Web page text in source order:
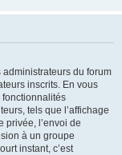
administrateurs du forum
inscrits. En vous
fonctionnalités
tels que l’affichage
privée, l’envoi de
à un groupe
instant, c’est